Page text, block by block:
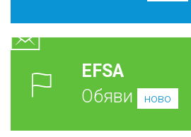
EFSA
Обяви
ново